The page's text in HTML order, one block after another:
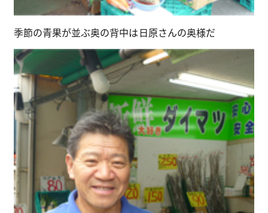
季節の青果が並ぶ奥の背中は日原さんの奥様だ